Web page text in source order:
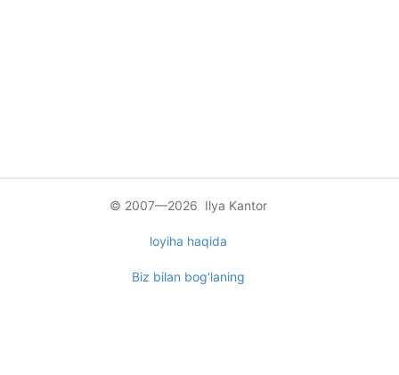
© 2007—2026 Ilya Kantor
loyiha haqida
Biz bilan bog'laning